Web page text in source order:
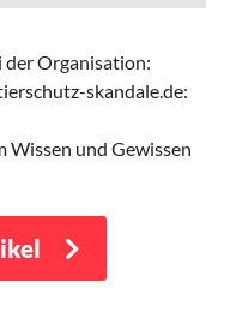
Organisation:
skandale.de:
Wissen und Gewissen